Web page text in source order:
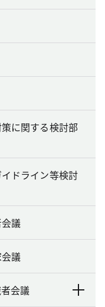
に関する検討部
ドライン等検討
議
議
会議